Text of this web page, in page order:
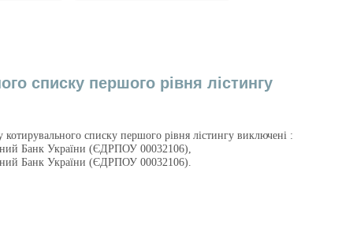
списку першого рівня лістингу
списку першого рівня лістингу виключені :
Банк України (ЄДРПОУ 00032106),
Банк України (ЄДРПОУ 00032106).